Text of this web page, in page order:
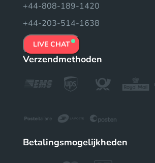
+44-808-189-1420
+44-203-514-1638
LIVE CHAT
Verzendmethoden
Betalingsmogelijkheden